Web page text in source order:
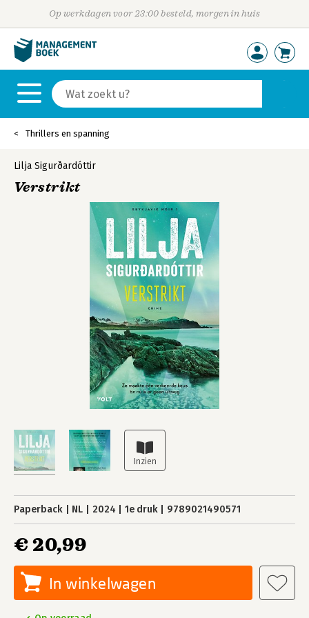
Op werkdagen voor 23:00 besteld, morgen in huis
Thrillers en spanning
Lilja Sigurðardóttir
Verstrikt
Paperback NL 2024 1e druk 9789021490571
€ 20,99
In winkelwagen